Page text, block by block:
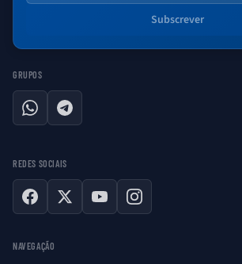
Subscrever
GRUPOS
WhatsAppTelegram
REDES SOCIAIS
Facebook
X YouTubeInstagram
NAVEGAÇÃO